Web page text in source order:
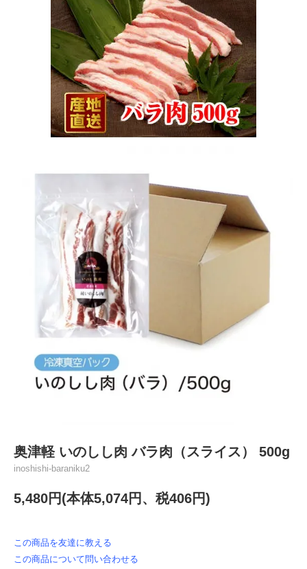
奥津軽 いのしし肉 バラ肉（スライス） 500g
inoshishi-baraniku2
5,480円(本体5,074円、税406円)
この商品を友達に教える
この商品について問い合わせる